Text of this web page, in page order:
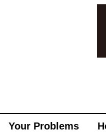
Your Problems